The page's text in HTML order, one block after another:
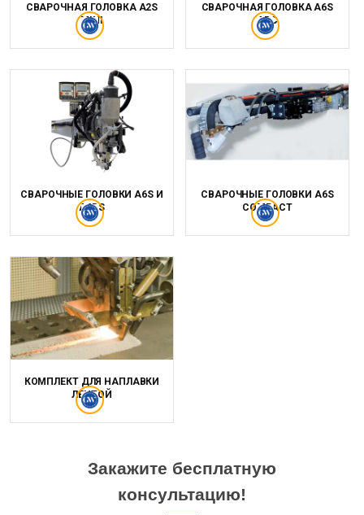
СВАРОЧНАЯ ГОЛОВКА A2S
MINI
СВАРОЧНАЯ ГОЛОВКА A6S
ARC
СВАРОЧНЫЕ ГОЛОВКИ A6S И
A6DS
СВАРОЧНЫЕ ГОЛОВКИ A6S
COMPACT
КОМПЛЕКТ ДЛЯ НАПЛАВКИ
ЛЕНТОЙ
Закажите бесплатную
консультацию!